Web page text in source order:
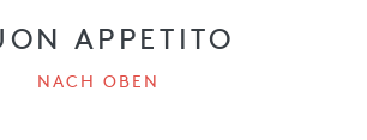
APPETITO
NACH OBEN